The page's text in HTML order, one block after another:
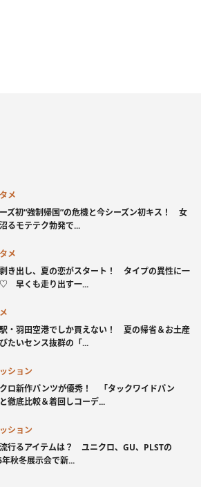
メ
ズ初“強制帰国”の危機と今シーズン初キス！ 女
るモテテク勃発で...
メ
き出し、夏の恋がスタート！ タイプの異性に一
早くも走り出す一...
・羽田空港でしか買えない！ 夏の帰省＆お土産
たいセンス抜群の「...
ション
ロ新作パンツが優秀！ 「タックワイドパン
徹底比較＆着回しコーデ...
ション
行るアイテムは？ ユニクロ、GU、PLSTの
秋冬展示会で新...